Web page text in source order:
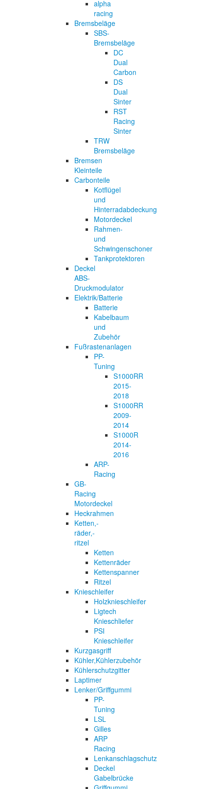
alpha
racing
Bremsbeläge
SBS-
Bremsbeläge
DC
Dual
Carbon
DS
Dual
Sinter
RST
Racing
Sinter
TRW
Bremsbeläge
Bremsen
Kleinteile
Carbonteile
Kotflügel
und
Hinterradabdeckung
Motordeckel
Rahmen-
und
Schwingenschoner
Tankprotektoren
Deckel
ABS-
Druckmodulator
Elektrik/Batterie
Batterie
Kabelbaum
und
Zubehör
Fußrastenanlagen
PP-
Tuning
S1000RR
2015-
2018
S1000RR
2009-
2014
S1000R
2014-
2016
ARP-
Racing
GB-
Racing
Motordeckel
Heckrahmen
Ketten,-
räder,-
ritzel
Ketten
Kettenräder
Kettenspanner
Ritzel
Knieschleifer
Holzknieschleifer
Ligtech
Knieschliefer
PSI
Knieschleifer
Kurzgasgriff
Kühler,Kühlerzubehör
Kühlerschutzgitter
Laptimer
Lenker/Griffgummi
PP-
Tuning
LSL
Gilles
ARP
Racing
Lenkanschlagschutz
Deckel
Gabelbrücke